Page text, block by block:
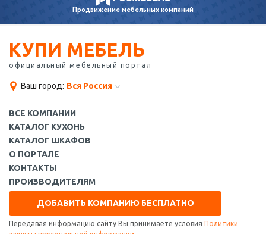
Продвижениемебельных компаний
КУПИ МЕБЕЛЬ
официальный мебельный портал
Ваш город: Вся Россия
ВСЕ КОМПАНИИ
КАТАЛОГ КУХОНЬ
КАТАЛОГ ШКАФОВ
О ПОРТАЛЕ
КОНТАКТЫ
ПРОИЗВОДИТЕЛЯМ
ДОБАВИТЬ КОМПАНИЮ БЕСПЛАТНО
Передавая информацию сайту Вы принимаете условия Политики